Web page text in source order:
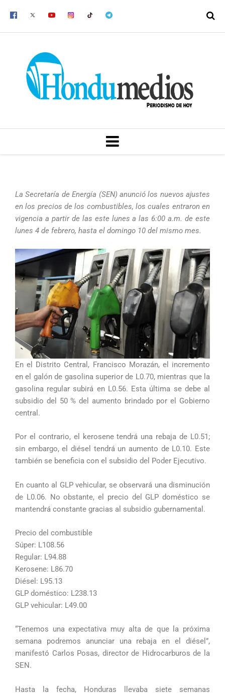
MENU
La Secretaría de Energía (SEN) anunció los nuevos ajustes
en los precios de los combustibles, los cuales entraron en
vigencia a partir de las este lunes a las 6:00 a.m. de este
lunes 4 de febrero, hasta el domingo 10 del mismo mes.
En el Distrito Central, Francisco Morazán, el incremento
en el galón de gasolina superior de L0.70, mientras que la
gasolina regular subirá en L0.56. Esta última se debe al
subsidio del 50 % del aumento brindado por el Gobierno
central.
Por el contrario, el kerosene tendrá una rebaja de L0.51;
sin embargo, el diésel tendrá un aumento de L0.10. Este
también se beneficia con el subsidio del Poder Ejecutivo.
En cuanto al GLP vehicular, se observará una disminución
de L0.06. No obstante, el precio del GLP doméstico se
mantendrá constante gracias al subsidio gubernamental.
Precio del combustible
Súper: L108.56
Regular: L94.88
Kerosene: L86.70
Diésel: L95.13
GLP doméstico: L238.13
GLP vehicular: L49.00
“Tenemos una expectativa muy alta de que la próxima
semana podremos anunciar una rebaja en el diésel”,
manifestó Carlos Posas, director de Hidrocarburos de la
SEN.
Hasta la fecha, Honduras llevaba siete semanas